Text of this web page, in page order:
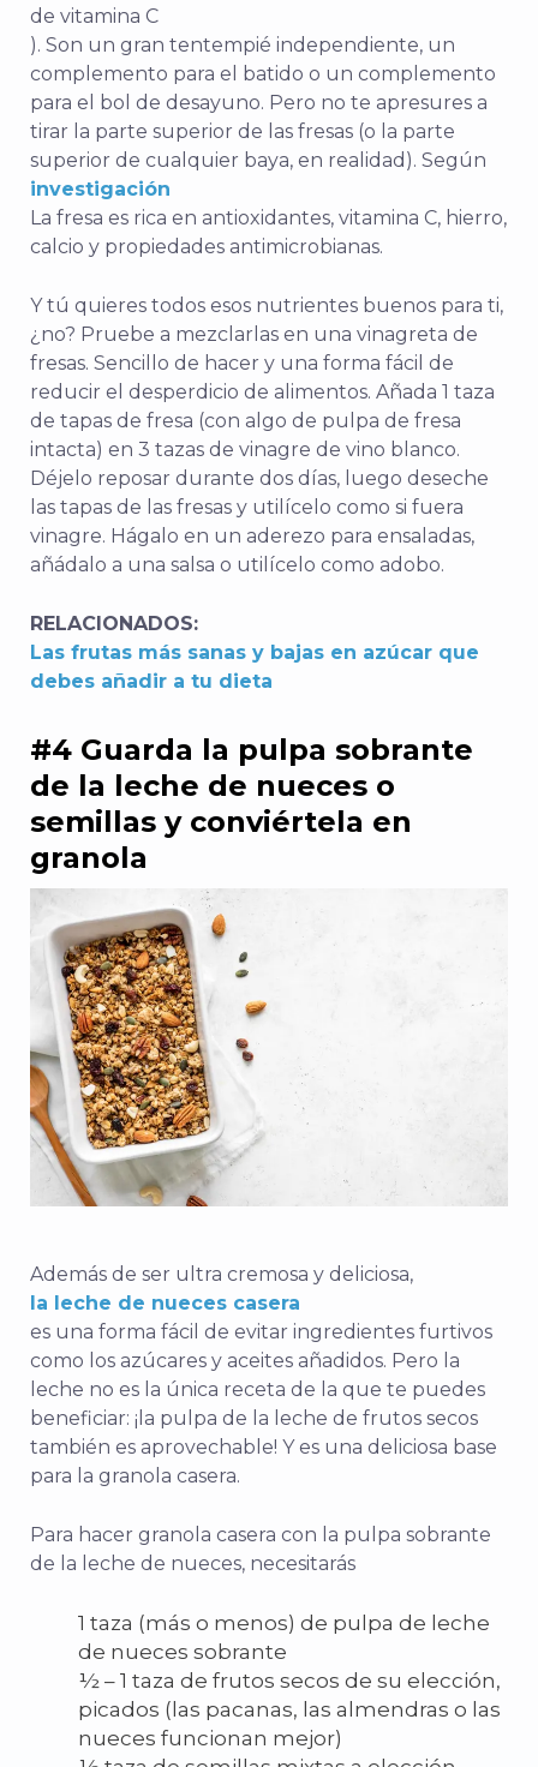
de vitamina C
). Son un gran tentempié independiente, un
complemento para el batido o un complemento
para el bol de desayuno. Pero no te apresures a
tirar la parte superior de las fresas (o la parte
superior de cualquier baya, en realidad). Según
investigación
La fresa es rica en antioxidantes, vitamina C, hierro,
calcio y propiedades antimicrobianas.
Y tú quieres todos esos nutrientes buenos para ti,
¿no? Pruebe a mezclarlas en una vinagreta de
fresas. Sencillo de hacer y una forma fácil de
reducir el desperdicio de alimentos. Añada 1 taza
de tapas de fresa (con algo de pulpa de fresa
intacta) en 3 tazas de vinagre de vino blanco.
Déjelo reposar durante dos días, luego deseche
las tapas de las fresas y utilícelo como si fuera
vinagre. Hágalo en un aderezo para ensaladas,
añádalo a una salsa o utilícelo como adobo.
RELACIONADOS:
Las frutas más sanas y bajas en azúcar que
debes añadir a tu dieta
#4 Guarda la pulpa sobrante
de la leche de nueces o
semillas y conviértela en
granola
Además de ser ultra cremosa y deliciosa,
la leche de nueces casera
es una forma fácil de evitar ingredientes furtivos
como los azúcares y aceites añadidos. Pero la
leche no es la única receta de la que te puedes
beneficiar: ¡la pulpa de la leche de frutos secos
también es aprovechable! Y es una deliciosa base
para la granola casera.
Para hacer granola casera con la pulpa sobrante
de la leche de nueces, necesitarás
1 taza (más o menos) de pulpa de leche
de nueces sobrante
½ – 1 taza de frutos secos de su elección,
picados (las pacanas, las almendras o las
nueces funcionan mejor)